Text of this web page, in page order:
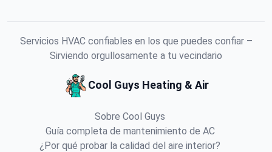
Servicios HVAC confiables en los que puedes confiar –
Sirviendo orgullosamente a tu vecindario
Cool Guys Heating & Air
Sobre Cool Guys
Guía completa de mantenimiento de AC
¿Por qué probar la calidad del aire interior?